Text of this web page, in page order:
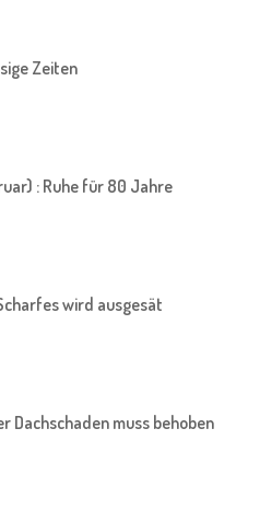
Zeiten
: Ruhe für 80 Jahre
wird ausgesät
Dachschaden muss behoben